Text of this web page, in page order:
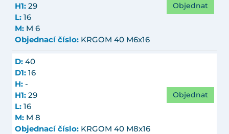
H1: 29
L: 16
M: M 6
Objednací číslo: KRGOM 40 M6x16
Objednat
D: 40
D1: 16
H: -
H1: 29
L: 16
M: M 8
Objednací číslo: KRGOM 40 M8x16
Objednat